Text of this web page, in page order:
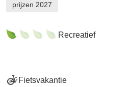
prijzen 2027
Fietsvakantie
Recreatief